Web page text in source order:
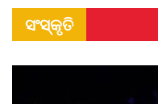
ସଂସ୍କୃତି